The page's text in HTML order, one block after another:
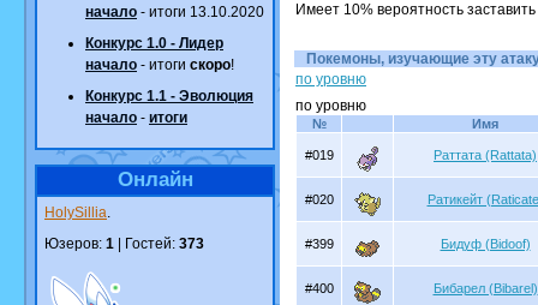
начало - итоги 13.10.2020
Конкурс 1.0 - Лидер
начало - итоги скоро!
Конкурс 1.1 - Эволюция
начало - итоги
Онлайн
HolySillia.
Юзеров: 1 | Гостей: 373
Имеет 10% вероятность
Покемоны, изучающие эту
по уровню
по уровню
№ Имя
#019 Раттата (Rattata)
#020 Ратикейт
#399 Бидуф (Bidoof)
#400 Бибарел (Bibarel)